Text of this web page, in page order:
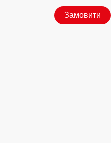
Замовити